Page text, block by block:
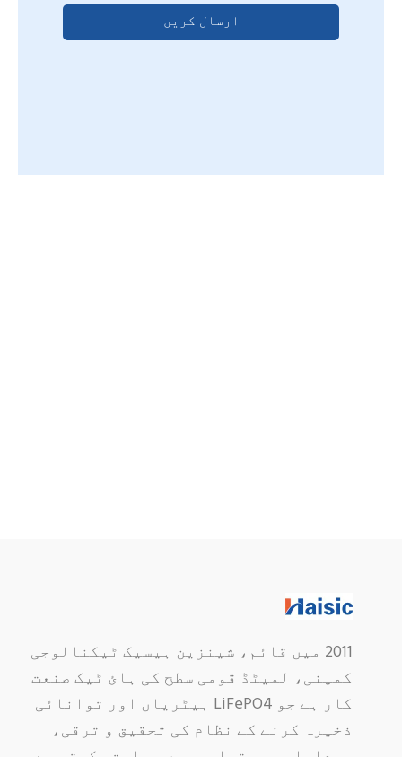
ارسال کریں
2011 میں قائم، شینزین ہیسیک ٹیکنالوجی
کمپنی، لمیٹڈ قومی سطح کی ہائ ٹیک صنعت
کار ہے جو LiFePO4 بیٹریاں اور توانائی
ذخیرہ کرنے کے نظام کی تحقیق و ترقی،